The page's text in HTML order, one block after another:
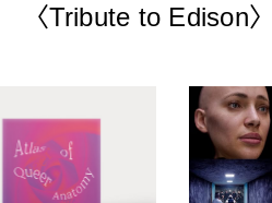
〈Tribute to Edison